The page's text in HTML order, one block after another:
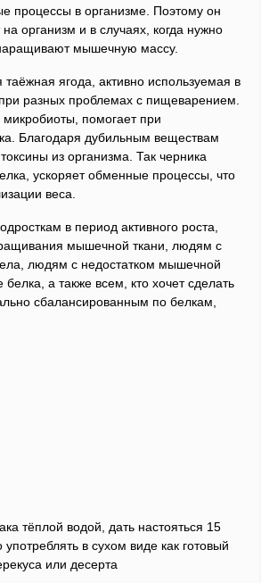
процессы в организме. Поэтому он
организм и в случаях, когда нужно
мышечную массу.
таёжная ягода, активно используемая в
разных проблемах с пищеварением.
помогает при
Благодаря дубильным веществам
из организма. Так черника
ускоряет обменные процессы, что
веса.
в период активного роста,
мышечной ткани, людям с
людям с недостатком мышечной
а также всем, кто хочет сделать
сбалансированным по белкам,
тёплой водой, дать настояться 15
в сухом виде как готовый
или десерта